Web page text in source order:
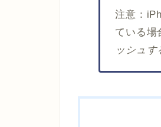
注意：
ている場
ッシュす